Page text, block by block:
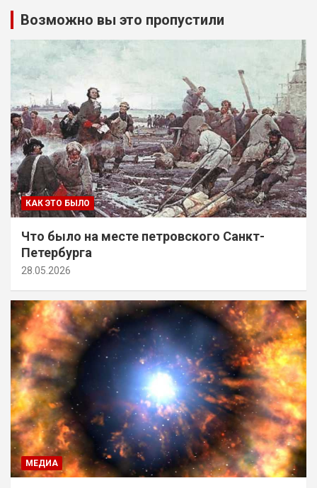
Возможно вы это пропустили
КАК ЭТО БЫЛО
Что было на месте петровского Санкт-
Петербурга
28.05.2026
МЕДИА